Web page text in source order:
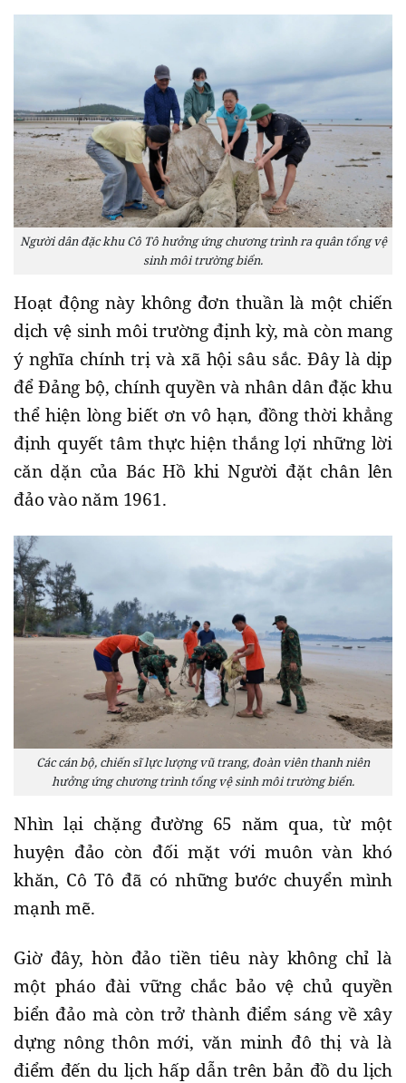
Người dân đặc khu Cô Tô hưởng ứng chương trình ra quân tổng vệ
sinh môi trường biển.
​Hoạt động này không đơn thuần là một chiến
dịch vệ sinh môi trường định kỳ, mà còn mang
ý nghĩa chính trị và xã hội sâu sắc. Đây là dịp
để Đảng bộ, chính quyền và nhân dân đặc khu
thể hiện lòng biết ơn vô hạn, đồng thời khẳng
định quyết tâm thực hiện thắng lợi những lời
căn dặn của Bác Hồ khi Người đặt chân lên
đảo vào năm 1961.
Các cán bộ, chiến sĩ lực lượng vũ trang, đoàn viên thanh niên
hưởng ứng chương trình tổng vệ sinh môi trường biển.
Nhìn lại chặng đường 65 năm qua, từ một
huyện đảo còn đối mặt với muôn vàn khó
khăn, Cô Tô đã có những bước chuyển mình
mạnh mẽ.
Giờ đây, hòn đảo tiền tiêu này không chỉ là
một pháo đài vững chắc bảo vệ chủ quyền
biển đảo mà còn trở thành điểm sáng về xây
dựng nông thôn mới, văn minh đô thị và là
điểm đến du lịch hấp dẫn trên bản đồ du lịch